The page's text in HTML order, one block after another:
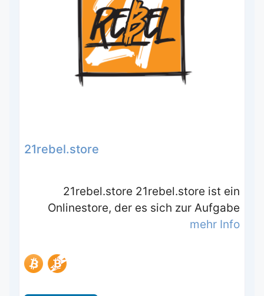
21rebel.store
21rebel.store 21rebel.store ist ein
Onlinestore, der es sich zur Aufgabe
mehr Info